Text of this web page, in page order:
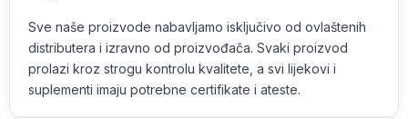
Sve naše proizvode nabavljamo isključivo od ovlaštenih
distributera i izravno od proizvođača. Svaki proizvod
prolazi kroz strogu kontrolu kvalitete, a svi lijekovi i
suplementi imaju potrebne certifikate i ateste.